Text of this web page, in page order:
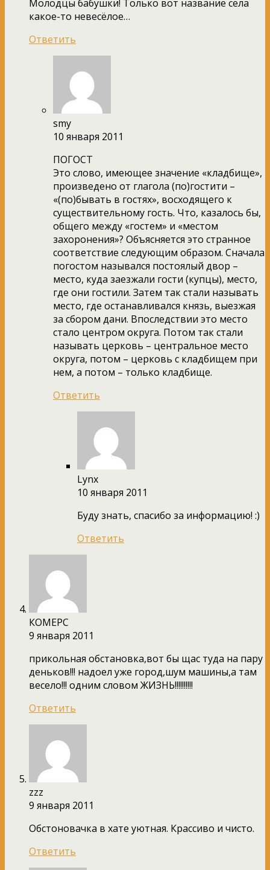
Молодцы бабушки! Только вот название села
какое-то невесёлое…
Ответить
smy
10 января 2011
ПОГОСТ
Это слово, имеющее значение «кладбище»,
произведено от глагола (по)гостити –
«(по)бывать в гостях», восходящего к
существительному гость. Что, казалось бы,
общего между «гостем» и «местом
захоронения»? Объясняется это странное
соответствие следующим образом. Сначала
погостом назывался постоялый двор –
место, куда заезжали гости (купцы), место,
где они гостили. Затем так стали называть
место, где останавливался князь, выезжая
за сбором дани. Впоследствии это место
стало центром округа. Потом так стали
называть церковь – центральное место
округа, потом – церковь с кладбищем при
нем, а потом – только кладбище.
Ответить
Lynx
10 января 2011
Буду знать, спасибо за информацию! :)
Ответить
КОМЕРС
9 января 2011
прикольная обстановка,вот бы щас туда на пару
деньков!!! надоел уже город,шум машины,а там
весело!!! одним словом ЖИЗНЬ!!!!!!!!!!
Ответить
zzz
9 января 2011
Обстоновачка в хате уютная. Крассиво и чисто.
Ответить